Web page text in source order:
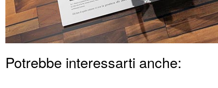
Potrebbe interessarti anche: